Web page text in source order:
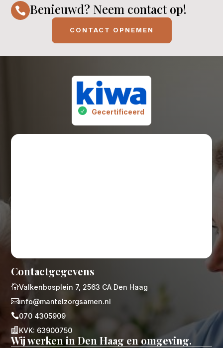
 Benieuwd? Neem contact op!
CONTACT OPNEMEN
Gecertificeerd
Contactgegevens
Valkenbosplein 7, 2563 CA Den Haag
info@mantelzorgsamen.nl
070 4305909
 KVK: 63900750
Wij werken in Den Haag en omgeving.